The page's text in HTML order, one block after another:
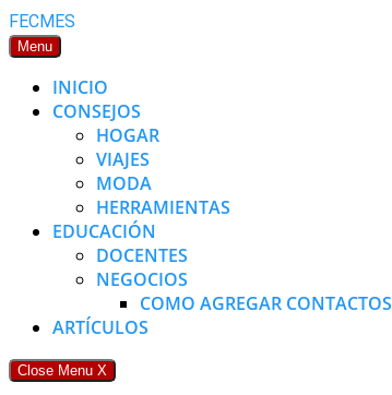
Skip
to
FECMES
Menu
INICIO
CONSEJOS
HOGAR
VIAJES
MODA
HERRAMIENTAS
EDUCACIÓN
DOCENTES
NEGOCIOS
COMO AGREGAR CONTACTOS
ARTÍCULOS
Close Menu X